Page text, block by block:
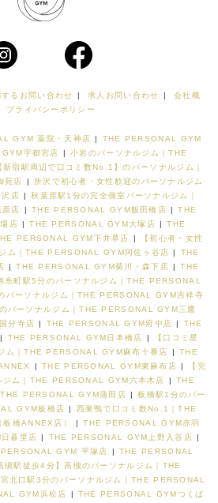
るお問い合わせ | 求人お問い合わせ |
会社概
プライバシーポリシー
GYM 薬院・天神店
THE PERSONAL GYM
宇都宮店
小岩のパーソナルジム｜THE
新宿駅周辺で口コミ数No.1】のパーソナルジム｜
苑店
所沢で初心者・女性歓迎のパーソナルジム
店
秋葉原駅1分の完全個室パーソナルジム｜
店
THE PERSONAL GYM飯田橋店
THE
店
THE PERSONAL GYM大塚店
THE
PERSONAL GYM下井草店
【初心者・女性
ム｜THE PERSONAL GYM阿佐ヶ谷店
THE
THE PERSONAL GYM菊川・森下店
THE
糸町駅5分のパーソナルジム｜THE PERSONAL
パーソナルジム｜THE PERSONAL GYM吉祥寺
パーソナルジム｜THE PERSONAL GYM三鷹
分寺店 THE PERSONAL GYM府中店
THE
THE PERSONAL GYM日本橋店
【口コミ星
ム｜THE PERSONAL GYM麻布十番店
THE
THE PERSONAL GYM東麻布店
【完
ジム｜THE PERSONAL GYM六本木店
THE
THE PERSONAL GYM蒲田店
板橋駅1分のパー
GYM板橋店
西巣鴨で口コミ数No.1｜THE
橋ANNEX店）
THE PERSONAL GYM赤羽
暮里店 THE PERSONAL GYM上野入谷店
GYM 平塚店
THE PERSONAL
槻駅徒歩4分】高槻のパーソナルジム｜THE
宮北口駅3分のパーソナルジム｜THE PERSONAL
GYM浜松店
THE PERSONAL GYMつくば